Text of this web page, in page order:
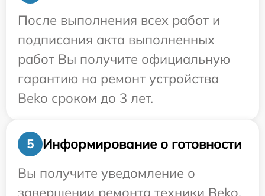
После выполнения всех работ и
подписания акта выполненных
работ Вы получите официальную
гарантию на ремонт устройства
Beko сроком до 3 лет.
5
Информирование о готовности
Вы получите уведомление о
завершении ремонта техники Beko,